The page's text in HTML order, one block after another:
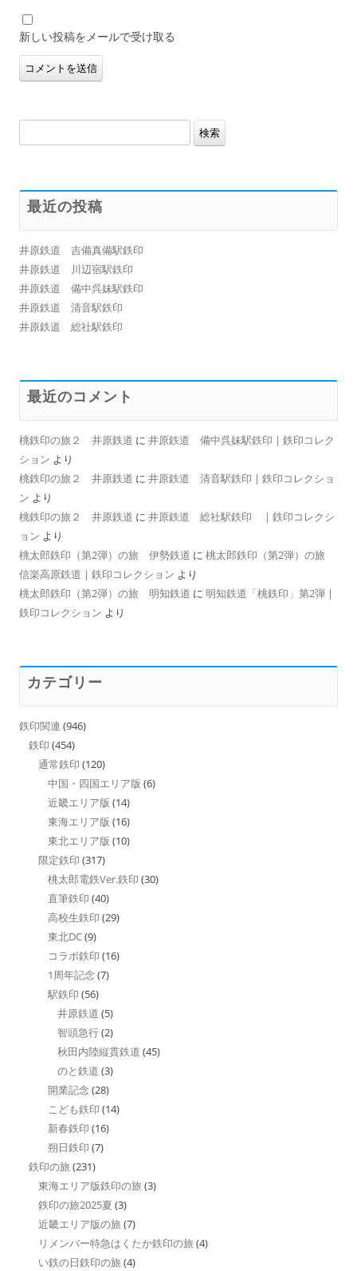
新しい投稿をメールで受け取る
索:
最近の投稿
井原鉄道 吉備真備駅鉄印
井原鉄道 川辺宿駅鉄印
井原鉄道 備中呉妹駅鉄印
井原鉄道 清音駅鉄印
井原鉄道 総社駅鉄印
最近のコメント
桃鉄印の旅２ 井原鉄道 に 井原鉄道 備中呉妹駅鉄印 | 鉄印コレク
ション より
桃鉄印の旅２ 井原鉄道 に 井原鉄道 清音駅鉄印 | 鉄印コレクショ
ン より
桃鉄印の旅２ 井原鉄道 に 井原鉄道 総社駅鉄印 | 鉄印コレクシ
ョン より
桃太郎鉄印（第2弾）の旅 伊勢鉄道 に 桃太郎鉄印（第2弾）の旅
信楽高原鉄道 | 鉄印コレクション より
桃太郎鉄印（第2弾）の旅 明知鉄道 に 明知鉄道「桃鉄印」第2弾 |
鉄印コレクション より
カテゴリー
鉄印関連 (946)
鉄印 (454)
通常鉄印 (120)
中国・四国エリア版 (6)
近畿エリア版 (14)
東海エリア版 (16)
東北エリア版 (10)
限定鉄印 (317)
桃太郎電鉄Ver.鉄印 (30)
直筆鉄印 (40)
高校生鉄印 (29)
東北DC(9)
コラボ鉄印 (16)
1周年記念 (7)
駅鉄印 (56)
井原鉄道 (5)
智頭急行(2)
秋田内陸縦貫鉄道 (45)
のと鉄道 (3)
開業記念 (28)
こども鉄印 (14)
新春鉄印 (16)
朔日鉄印 (7)
鉄印の旅 (231)
東海エリア版鉄印の旅 (3)
鉄印の旅2025夏 (3)
近畿エリア版の旅 (7)
リメンバー特急はくたか鉄印の旅 (4)
い鉄の日鉄印の旅 (4)